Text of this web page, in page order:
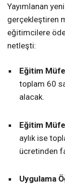
Yayımlanan
gerçekleştiren
eğitimcilere
netleşti:
Eğitim
toplam 60
alacak.
Eğitim
aylık ise
ücretinden
Uygulama